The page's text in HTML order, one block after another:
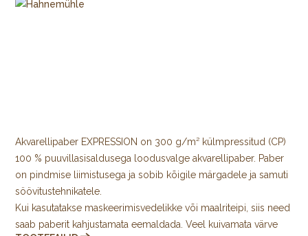
Akvarellipaber EXPRESSION on 300 g/m² külmpressitud (CP)
100 % puuvillasisaldusega loodusvalge akvarellipaber. Paber
on pindmise liimistusega ja sobib kõigile märgadele ja samuti
söövitustehnikatele.
Kui kasutatakse maskeerimisvedelikke või maalriteipi, siis need
saab paberit kahjustamata eemaldada. Veel kuivamata värve